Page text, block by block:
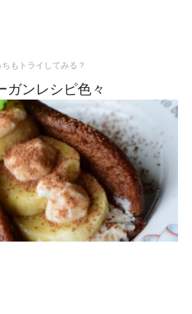
ちもトライしてみる？
ガンレシピ色々